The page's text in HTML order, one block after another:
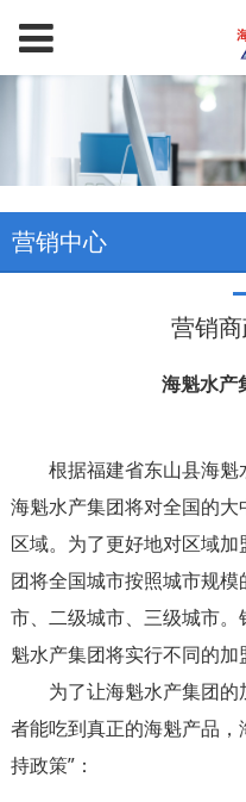
营销中心
营销
海魁水产
根据福建省东山县海魁
海魁水产集团将对全国的
区域。为了更好地对区域
团将全国城市按照城市规
市、二级城市、三级城市
魁水产集团将实行不同的加
为了让海魁水产集团的
者能吃到真正的海魁产品
持政策”：